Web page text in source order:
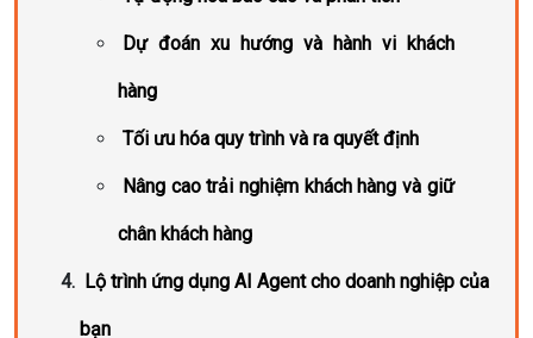
Dự đoán xu hướng và hành vi khách
hàng
Tối ưu hóa quy trình và ra quyết định
Nâng cao trải nghiệm khách hàng và giữ
chân khách hàng
Lộ trình ứng dụng AI Agent cho doanh nghiệp của
bạn